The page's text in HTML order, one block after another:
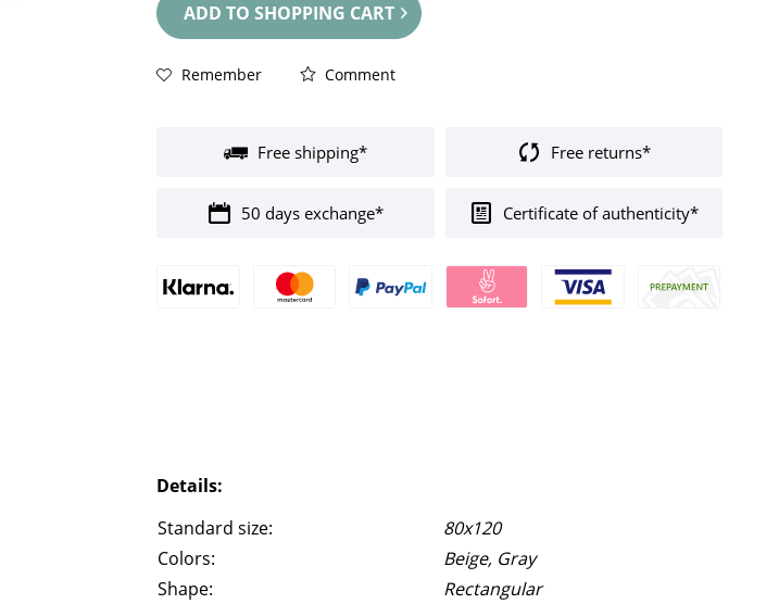
ADD TO SHOPPING CART
Remember Comment
Free shipping* Free returns*
50 days exchange* Certificate of authenticity*
Details:
Standard size:
80x120
Colors:
Beige, Gray
Shape:
Rectangular